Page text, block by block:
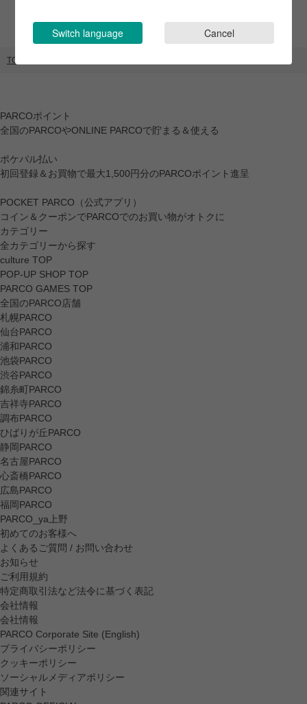
TOP
PARCOポイント
全国のPARCOやONLINE PARCOで貯まる＆使える
ポケパル払い
初回登録＆お買物で最大1,500円分のPARCOポイント進呈
POCKET PARCO（公式アプリ）
コイン＆クーポンでPARCOでのお買い物がオトクに
カテゴリー
全カテゴリーから探す
culture TOP
POP-UP SHOP TOP
PARCO GAMES TOP
全国のPARCO店舗
札幌PARCO
仙台PARCO
浦和PARCO
池袋PARCO
渋谷PARCO
錦糸町PARCO
吉祥寺PARCO
調布PARCO
ひばりが丘PARCO
静岡PARCO
名古屋PARCO
心斎橋PARCO
広島PARCO
福岡PARCO
PARCO_ya上野
初めてのお客様へ
よくあるご質問 / お問い合わせ
お知らせ
ご利用規約
特定商取引法など法令に基づく表記
会社情報
会社情報
PARCO Corporate Site (English)
プライバシーポリシー
クッキーポリシー
ソーシャルメディアポリシー
関連サイト
Switch language Cancel